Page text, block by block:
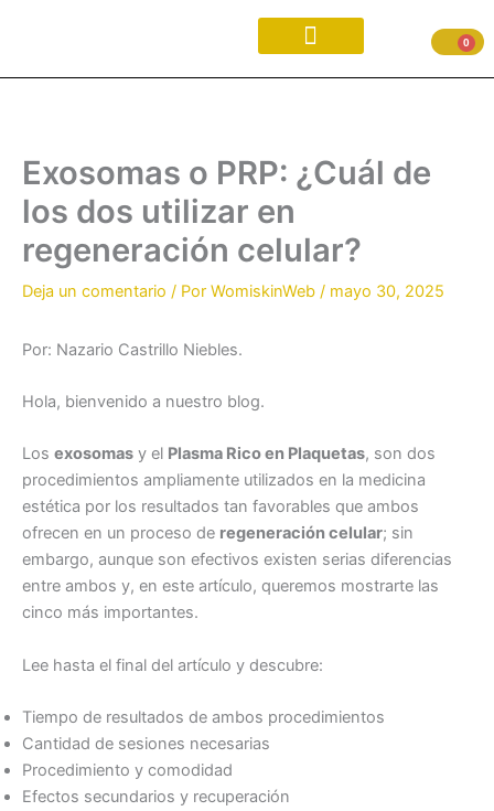
0
Exosomas o PRP: ¿Cuál de
los dos utilizar en
regeneración celular?
Deja un comentario / Por WomiskinWeb / mayo 30, 2025
Por: Nazario Castrillo Niebles.
Hola, bienvenido a nuestro blog.
Los exosomas y el Plasma Rico en Plaquetas, son dos
procedimientos ampliamente utilizados en la medicina
estética por los resultados tan favorables que ambos
ofrecen en un proceso de regeneración celular; sin
embargo, aunque son efectivos existen serias diferencias
entre ambos y, en este artículo, queremos mostrarte las
cinco más importantes.
Lee hasta el final del artículo y descubre:
Tiempo de resultados de ambos procedimientos
Cantidad de sesiones necesarias
Procedimiento y comodidad
Efectos secundarios y recuperación